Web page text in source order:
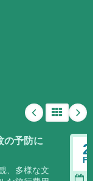
の予防に
、多様な文